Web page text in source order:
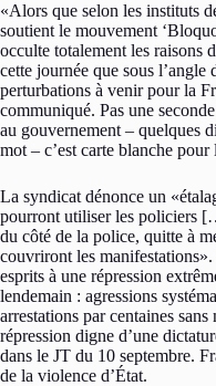
«Alors que selon les instituts
soutient le mouvement
occulte totalement les raisons
cette journée que sous l’angle
perturbations à venir pour la
communiqué. Pas une
au gouvernement – quelques
mot – c’est carte blanche pour
La syndicat dénonce un
pourront utiliser les policiers
du côté de la police, quitte à
couvriront les
esprits à une répression
lendemain : agressions
arrestations par centaines
répression digne d’une
dans le JT du 10 septembre.
de la violence d’État.